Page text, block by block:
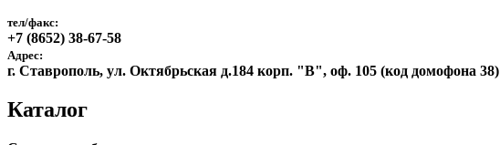
тел/факс:
+7 (8652) 38-67-58
Адрес:
г. Ставрополь, ул. Октябрьская д.184 корп. "В", оф. 105 (код домофона 38)
Каталог